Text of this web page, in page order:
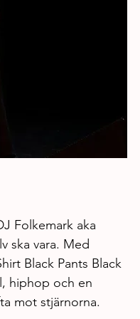
Folkemark aka
ska vara. Med
Black Pants Black
hiphop och en
mot stjärnorna.